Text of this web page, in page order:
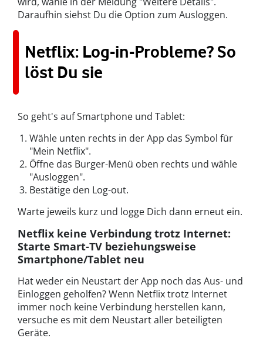
Daraufhin siehst Du die Option zum Ausloggen.
Netflix: Log-in-Probleme? So
löst Du sie
So geht's auf Smartphone und Tablet:
Wähle unten rechts in der App das Symbol für
"Mein Netflix".
Öffne das Burger-Menü oben rechts und wähle
"Ausloggen".
Bestätige den Log-out.
Warte jeweils kurz und logge Dich dann erneut ein.
Netflix keine Verbindung trotz Internet:
Starte Smart-TV beziehungsweise
Smartphone/Tablet neu
Hat weder ein Neustart der App noch das Aus- und
Einloggen geholfen? Wenn Netflix trotz Internet
immer noch keine Verbindung herstellen kann,
versuche es mit dem Neustart aller beteiligten
Geräte.